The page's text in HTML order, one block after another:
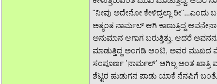
"ನೀವು ಅದೇನೋ ಕೇಳಿದ್ರಲ್ಲಾ ರೀ"...ಎಂದು
ಅತ್ಯಂತ ನಾರ್ಮಲ್ ಆಗಿ ಕಾಣುತ್ತಿದ್ದ
ಅನುಮಾನ ಆಗಾಗ ಬರುತ್ತಿತ್ತು. ಆದರೆ
ಮಾಡುತ್ತಿದ್ದ ಅಂಗಡಿ ಆಂಟಿ, ಅವರ
ಸಂಪೂರ್ಣ ’ನಾರ್ಮಲ್’ ಆಗಿಲ್ಲ ಅಂತ ಖಾತ್ರಿ
ಶೆಟ್ಟರ ಹುಡುಗನ ಪಾಡು ಯಾಕೆ ನೆನಪಿಗೆ